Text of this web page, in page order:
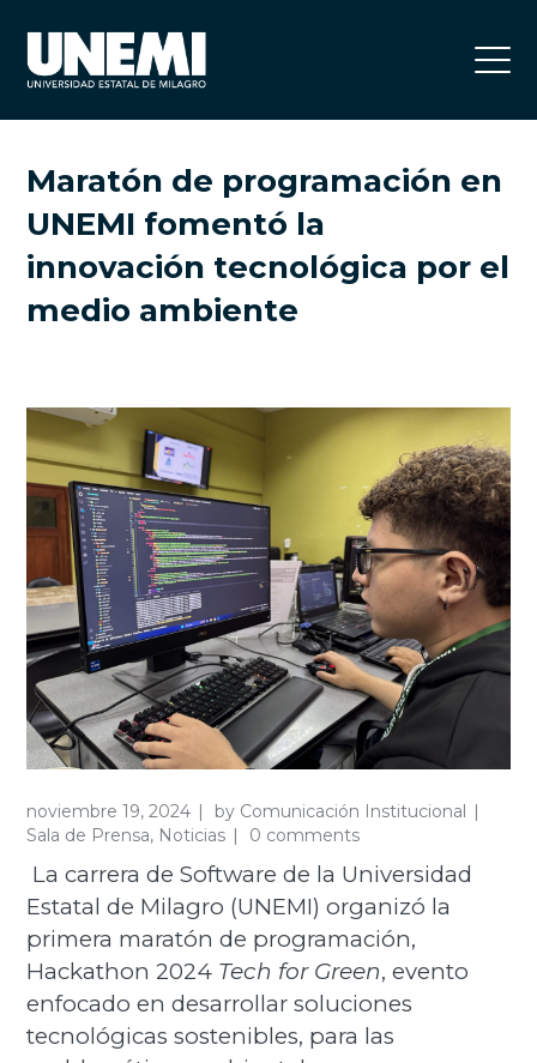
Maratón de programación en
UNEMI fomentó la
innovación tecnológica por el
medio ambiente
noviembre 19, 2024 by Comunicación Institucional
Sala de Prensa, Noticias 0 comments
La carrera de Software de la Universidad
Estatal de Milagro (UNEMI) organizó la
primera maratón de programación,
Hackathon 2024 Tech for Green, evento
enfocado en desarrollar soluciones
tecnológicas sostenibles, para las